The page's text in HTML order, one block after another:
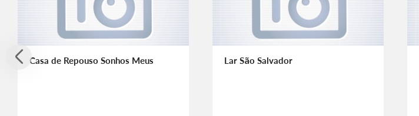
Casa de Repouso Sonhos Meus Lar São Salvador